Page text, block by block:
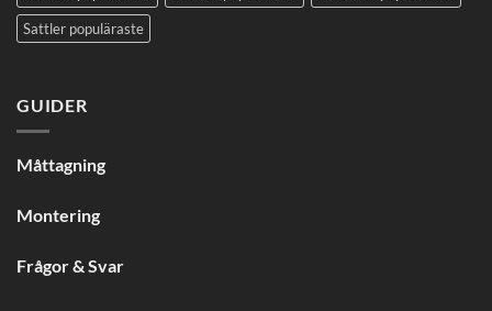
Sattler populäraste
GUIDER
Måttagning
Montering
Frågor & Svar